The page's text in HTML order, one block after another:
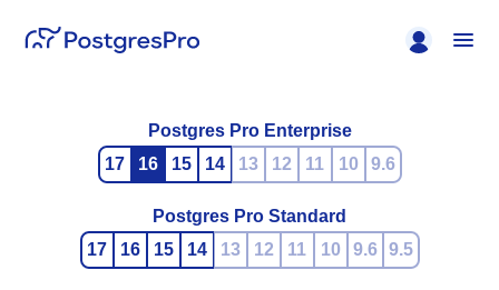
Postgres Pro Enterprise
17
16 15 14 13 12 11 10 9.6
Postgres Pro Standard
17
16 15 14 13 12 11 10 9.6 9.5